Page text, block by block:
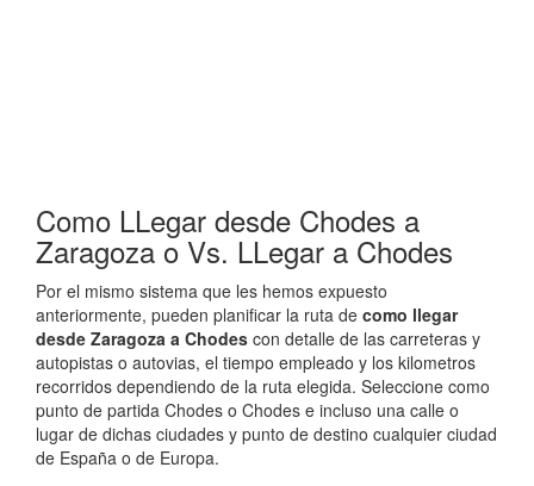
Como LLegar desde Chodes a
Zaragoza o Vs. LLegar a Chodes
Por el mismo sistema que les hemos expuesto
anteriormente, pueden planificar la ruta de como llegar
desde Zaragoza a Chodes con detalle de las carreteras y
autopistas o autovias, el tiempo empleado y los kilometros
recorridos dependiendo de la ruta elegida. Seleccione como
punto de partida Chodes o Chodes e incluso una calle o
lugar de dichas ciudades y punto de destino cualquier ciudad
de España o de Europa.